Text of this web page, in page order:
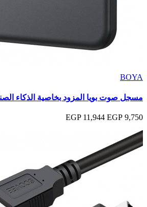
BOYA
مسجل صوت بويا المزود بخاصية الذكاء
9,750 EGP
11,944 EGP